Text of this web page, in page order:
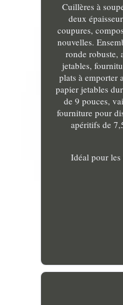
Cuillères à
deux
coupures,
nouvelles.
ronde robuste,
jetables,
plats à emporter
papier jetables
de 9 pouces,
fourniture pour
apéritifs de
Idéal pour les